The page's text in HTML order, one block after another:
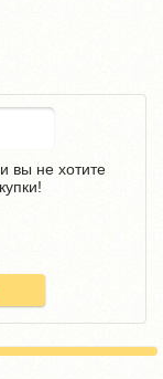
вы не хотите